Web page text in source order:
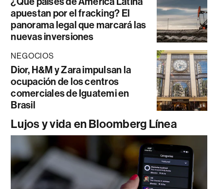
apuestan por el fracking? El
panorama legal que marcará las
nuevas inversiones
NEGOCIOS
Dior, H&M y Zara impulsan la
ocupación de los centros
comerciales de Iguatemi en
Brasil
Lujos y vida en Bloomberg Línea